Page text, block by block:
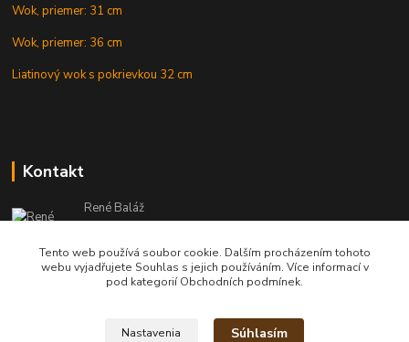
Wok, priemer: 31 cm
Wok, priemer: 36 cm
Liatinový wok s pokrievkou 32 cm
Kontakt
René Baláž
Eshop: +421 902 212 007
od 8:00 - do 16:00 hod
info@kotlikyshop.sk
Tento web používá soubor cookie. Dalším procházením tohoto
webu vyjadřujete Souhlas s jejich používáním. Více informací v
pod kategorií Obchodních podmínek.
Nastavenia Súhlasím